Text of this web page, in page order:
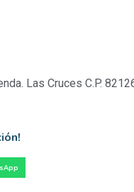
Las Cruces C.P.